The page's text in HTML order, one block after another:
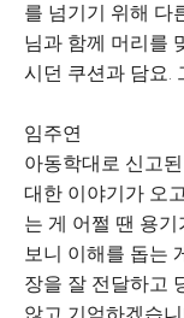
를 넘기기 위해 다
님과 함께 머리를
시던 쿠션과 담요.
임주연
아동학대로 신고
대한 이야기가 오
는 게 어쩔 땐 용
보니 이해를 돕는
장을 잘 전달하고